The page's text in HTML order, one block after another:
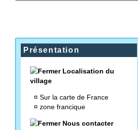
Présentation
Localisation du
village
¤ Sur la carte de France
¤ zone francique
Nous contacter